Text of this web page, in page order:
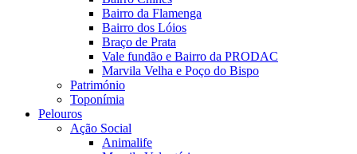
Bairro da Flamenga
Bairro dos Lóios
Braço de Prata
Vale fundão e Bairro da PRODAC
Marvila Velha e Poço do Bispo
Património
Toponímia
Pelouros
Ação Social
Animalife